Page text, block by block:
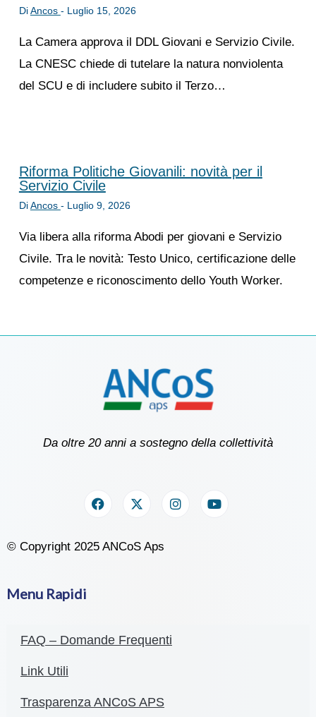
DiAncos - Luglio 15, 2026
La Camera approva il DDL Giovani e Servizio Civile.
La CNESC chiede di tutelare la natura nonviolenta
del SCU e di includere subito il Terzo…
Riforma Politiche Giovanili: novità per il
Servizio Civile
DiAncos - Luglio 9, 2026
Via libera alla riforma Abodi per giovani e Servizio
Civile. Tra le novità: Testo Unico, certificazione delle
competenze e riconoscimento dello Youth Worker.
Da oltre 20 anni a sostegno della collettività
© Copyright 2025 ANCoS Aps
Menu Rapidi
FAQ – Domande Frequenti
Link Utili
Trasparenza ANCoS APS